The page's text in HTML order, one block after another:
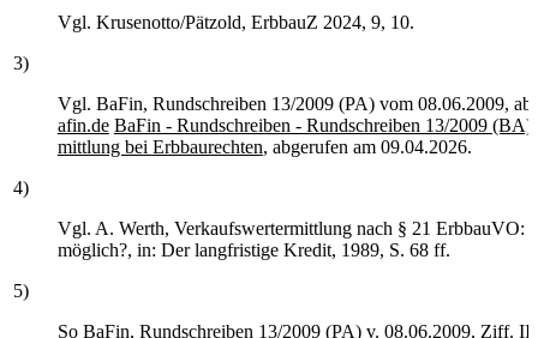
Vgl. Krusenotto/Pätzold, ErbbauZ 2024, 9, 10.
3)
Vgl. BaFin, Rundschreiben 13/2009 (PA) vom 08.06.2009,
afin.de BaFin - Rundschreiben - Rundschreiben 13/2009 (BA)
mittlung bei Erbbaurechten, abgerufen am 09.04.2026.
4)
Vgl. A. Werth, Verkaufswertermittlung nach § 21 ErbbauVO:
möglich?, in: Der langfristige Kredit, 1989, S. 68 ff.
5)
So BaFin, Rundschreiben 13/2009 (PA) v. 08.06.2009, Ziff.